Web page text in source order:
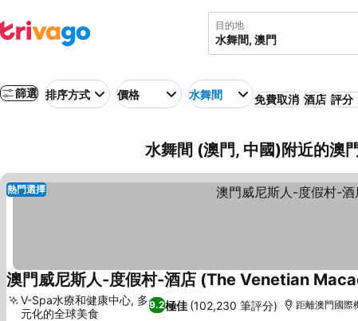
目的地
篩選 排序方式 價格 水舞間 免費取消 酒店 評分
水舞間 (澳門, 中國)附近的澳
熱門選擇
澳門威尼斯人-度假村-酒店 (The Venetian
9.2極佳 (102,230 筆評分)
V-Spa水療和健康中心, 多
元化的全球美食
距離澳門國際